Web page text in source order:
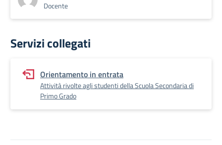
Docente
Servizi collegati
Orientamento in entrata
Attività rivolte agli studenti della Scuola Secondaria di
Primo Grado